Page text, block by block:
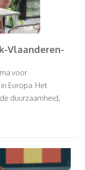
Vlaanderen-
voor
Europa. Het
duurzaamheid,